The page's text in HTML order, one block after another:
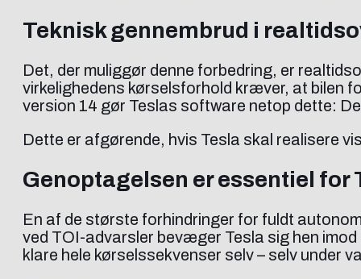
Teknisk gennembrud i
Det, der muliggør denne forbedring, er
virkelighedens kørselsforhold kræver, at bilen
version 14 gør Teslas software netop dette:
Dette er afgørende, hvis Tesla skal realisere
Genoptagelsen er essentiel
En af de største forhindringer for fuldt
ved TOI-advarsler bevæger Tesla sig hen
klare hele kørselssekvenser selv – selv under